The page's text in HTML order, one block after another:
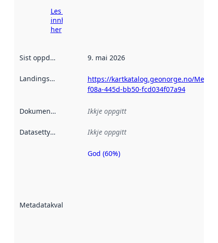
Les meir om
innhenting
her
Sist oppdatert 9. mai 2026
Landingsside
https://kartkatalog.geonorge.no/
f08a-445d-bb50-fcd034f07a94
Dokumentasjon Ikkje oppgitt
Datasettype Ikkje oppgitt
Metadatakvalitet
Metadatakvalitet
God (60%)